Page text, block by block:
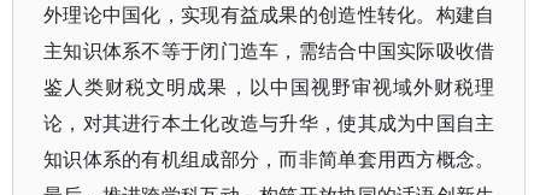
外理论中国化，实现有益成果的创造性转化。构建自
主知识体系不等于闭门造车，需结合中国实际吸收借
鉴人类财税文明成果，以中国视野审视域外财税理
论，对其进行本土化改造与升华，使其成为中国自主
知识体系的有机组成部分，而非简单套用西方概念。